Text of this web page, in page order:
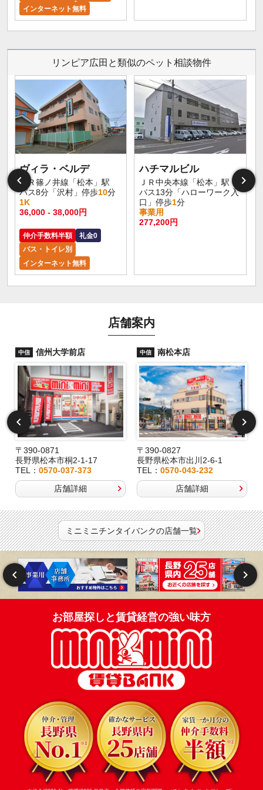
インターネット無料
リンピア広田と類似のペット相談物件
ヴィラ・ベルデ
ＪＲ篠ノ井線「松本」駅
バス8分「沢村」停歩10分
1K
36,000 - 38,000円
仲介手数料半額
礼金0
バス・トイレ別
インターネット無料
ハチマルビル
ＪＲ中央本線「松本」駅
バス13分「ハローワーク入
口」停歩1分
事業用
277,200円
店舗案内
中信 信州大学前店
〒390-0871
長野県松本市桐2-1-17
TEL：0570-037-373
店舗詳細
中信 南松本店
〒390-0827
長野県松本市出川2-6-1
TEL：0570-043-232
店舗詳細
ミニミニチンタイバンクの店舗一覧
お部屋探しと賃貸経営の強い味方